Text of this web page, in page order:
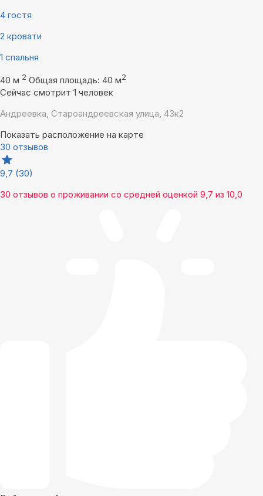
4 гостя
2 кровати
1 спальня
40 м 2 Общая площадь: 40 м2
Сейчас смотрит 1 человек
Андреевка, Староандреевская улица, 43к2
Показать расположение на карте
30 отзывов
9,7 (30)
30 отзывов о проживании со средней оценкой 9,7 из 10,0